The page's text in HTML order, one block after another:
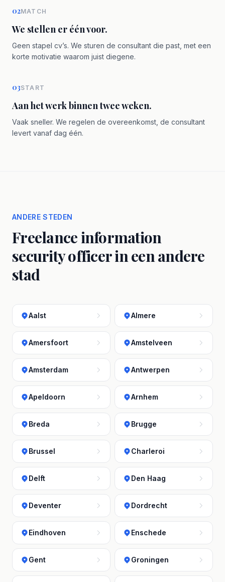
02MATCH
We stellen er één voor.
Geen stapel cv’s. We sturen de consultant die past, met een
korte motivatie waarom juist diegene.
03START
Aan het werk binnen twee weken.
Vaak sneller. We regelen de overeenkomst, de consultant
levert vanaf dag één.
ANDERE STEDEN
Freelance information
security officer in een andere
stad
Aalst Almere
Amersfoort Amstelveen
Amsterdam Antwerpen
Apeldoorn Arnhem
Breda Brugge
Brussel Charleroi
Delft Den Haag
Deventer Dordrecht
Eindhoven Enschede
Gent Groningen